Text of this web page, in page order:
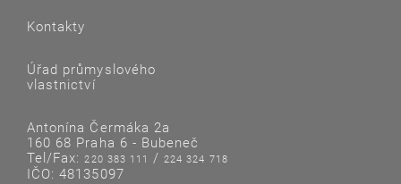
Kontakty
Úřad průmyslového
vlastnictví
Antonína Čermáka 2a
160 68 Praha 6 - Bubeneč
Tel/Fax:220 383 111 /224 324 718
IČO: 48135097